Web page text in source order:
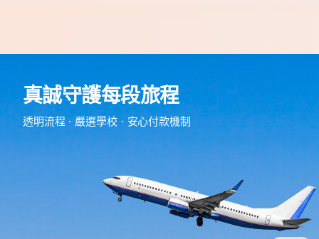
真誠守護每段旅程
透明流程・嚴選學校・安心付款機制